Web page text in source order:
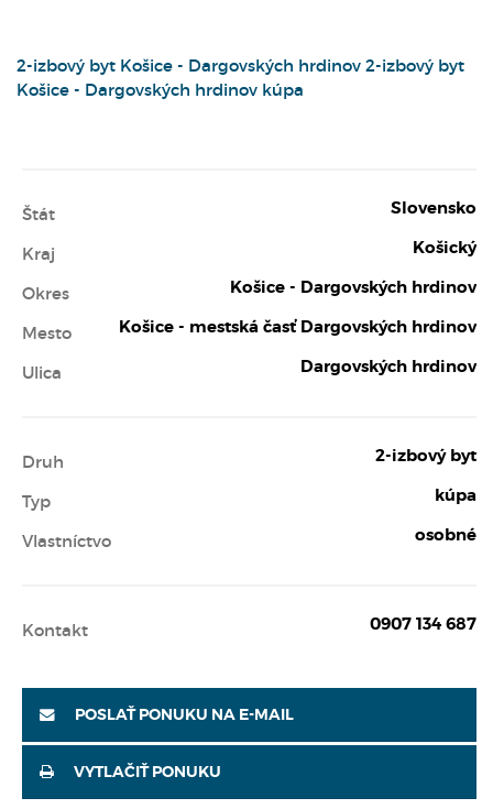
2-izbový byt Košice - Dargovských hrdinov 2-izbový byt
Košice - Dargovských hrdinov kúpa
Štát Slovensko
Kraj Košický
Okres Košice - Dargovských hrdinov
Mesto Košice - mestská časť Dargovských hrdinov
Ulica Dargovských hrdinov
Druh 2-izbový byt
Typ kúpa
Vlastníctvo osobné
Kontakt 0907 134 687
POSLAŤ PONUKU NA E-MAIL
VYTLAČIŤ PONUKU